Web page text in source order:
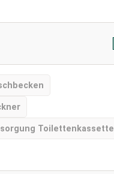
Toilettenkassette